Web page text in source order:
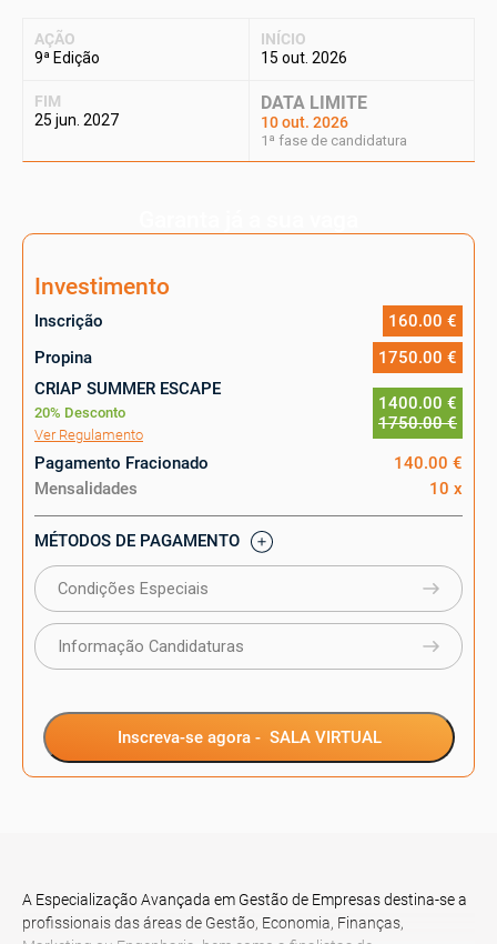
AÇÃO
9ª Edição
INÍCIO
15 out. 2026
FIM
25 jun. 2027
DATA LIMITE
10 out. 2026
1ª fase de candidatura
Investimento
Inscrição
160.00 €
Propina
1750.00 €
CRIAP SUMMER ESCAPE
20% Desconto
Ver Regulamento
1400.00 €
1750.00 €
Pagamento Fracionado
140.00 €
Mensalidades
10 x
MÉTODOS DE PAGAMENTO
Condições Especiais
Informação Candidaturas
Inscreva-se agora - SALA VIRTUAL
A Especialização Avançada em Gestão de Empresas destina-se a
profissionais das áreas de Gestão, Economia, Finanças,